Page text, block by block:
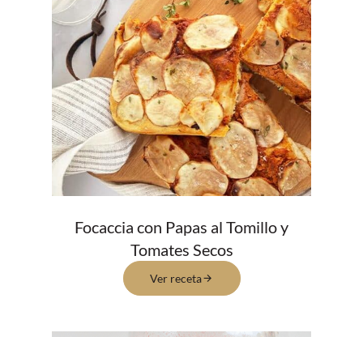
Focaccia con Papas al Tomillo y
Tomates Secos
Ver receta